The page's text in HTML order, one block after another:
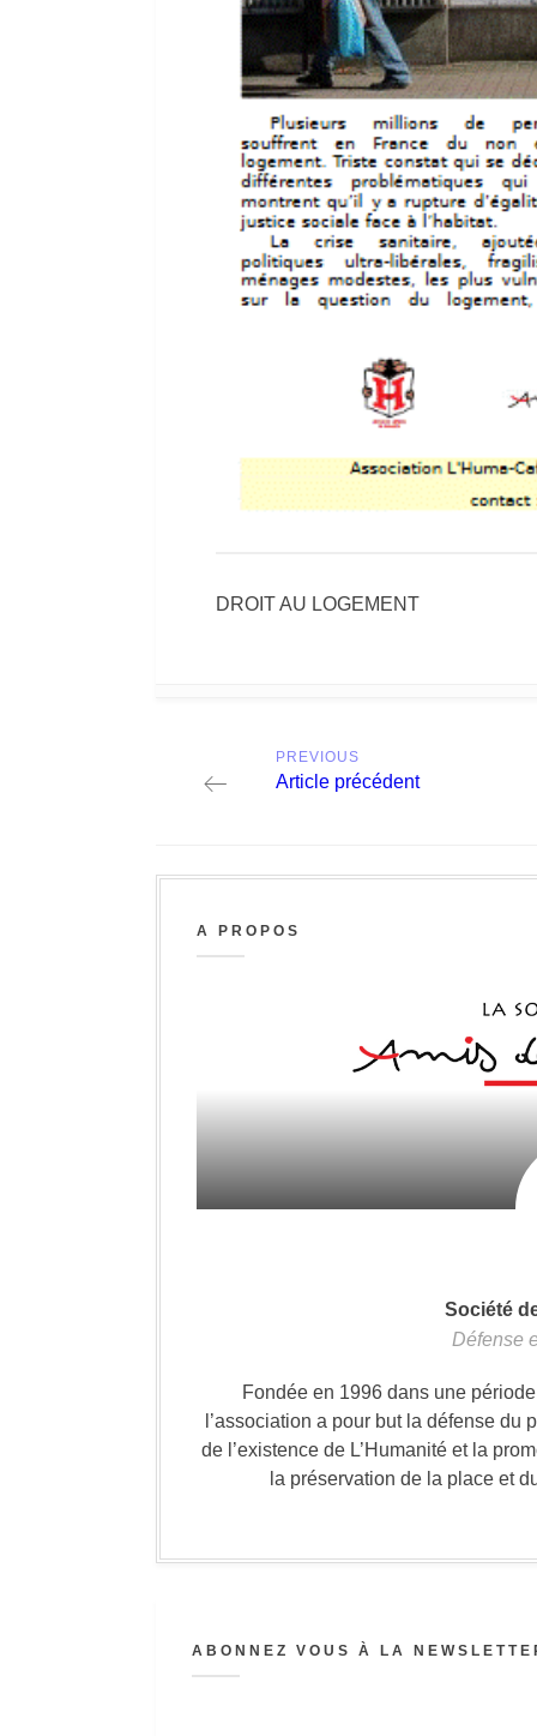
DROIT AU LOGEMENT
navigation
PREVIOUS
Previous
Article précédent
A PROPOS
Société
Défense
Fondée en 1996 dans une
l’association a pour but la défense
de l’existence de L’Humanité et la
la préservation de la place et
ABONNEZ VOUS À LA